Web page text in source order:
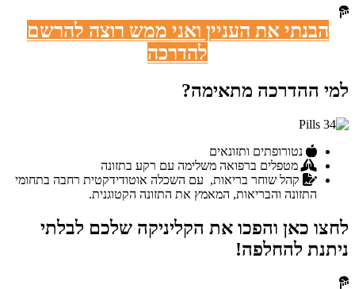
הבנתי את העניין ואני ממש רוצה להרשם
להדרכה
למי ההדרכה מתאימה?
נטורופתים ותזונאים
מטפלים ברפואה משלימה עם רקע בתזונה
קהל שוחר בריאות, עם השכלה אוטודידקטית רחבה בתחומי
התזונה והבריאות, המאמץ את התזונה הקטוגנית.
לחצו כאן והפכו את הקליניקה שלכם לבלתי
ניתנת להחלפה!